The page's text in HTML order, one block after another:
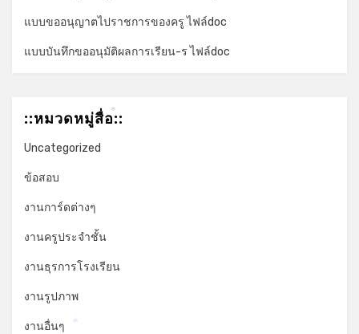
แบบขออนุญาตไปราชการของครู ไฟล์doc
แบบบันทึกขออนุมัติผลการเรียน-ร ไฟล์doc
::หมวดหมู่สื่อ::
Uncategorized
ข้อสอบ
งานการ์ดต่างๆ
งานครูประจำชั้น
งานธุรการโรงเรียน
งานรูปภาพ
งานอื่นๆ
*